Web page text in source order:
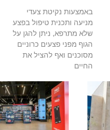
באמצעות נקיטת צעדי
מניעה ותכנית טיפול בפצע
שלא מתרפא, ניתן להגן על
הגוף מפני פצעים כרוניים
מסוכנים ואף להציל את
החיים